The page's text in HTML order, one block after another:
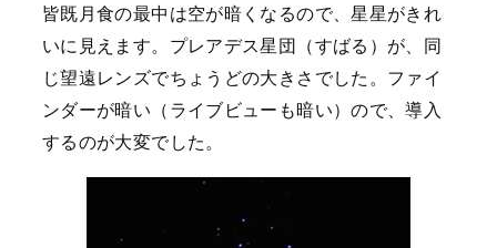
皆既月食の最中は空が暗くなるので、星星がきれ
いに見えます。プレアデス星団（すばる）が、同
じ望遠レンズでちょうどの大きさでした。ファイ
ンダーが暗い（ライブビューも暗い）ので、導入
するのが大変でした。